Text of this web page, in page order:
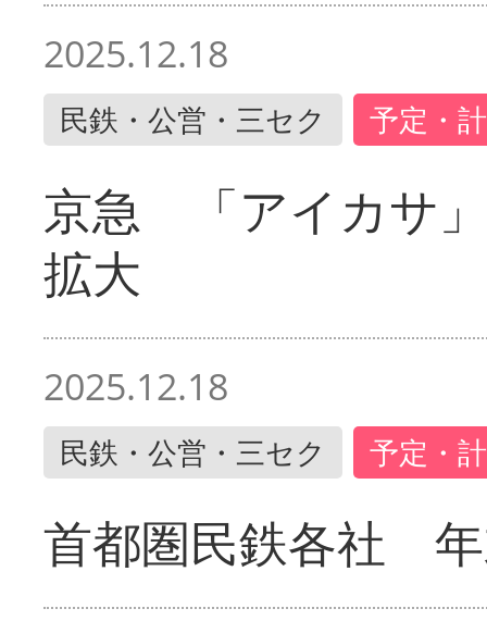
2025.12.18
民鉄・公営・三セク 予定・
京急 「アイカサ
拡大
2025.12.18
民鉄・公営・三セク 予定・
首都圏民鉄各社